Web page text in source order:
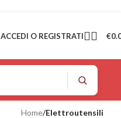
ACCEDI O REGISTRATI €
Home/Elettroutensili